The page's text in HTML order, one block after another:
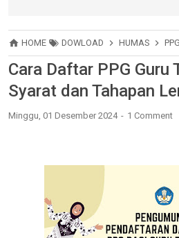
HOME DOWLOAD HUMAS PPG
Cara Daftar PPG Guru
Syarat dan Tahapan
Minggu, 01 Desember 2024 1 Comment